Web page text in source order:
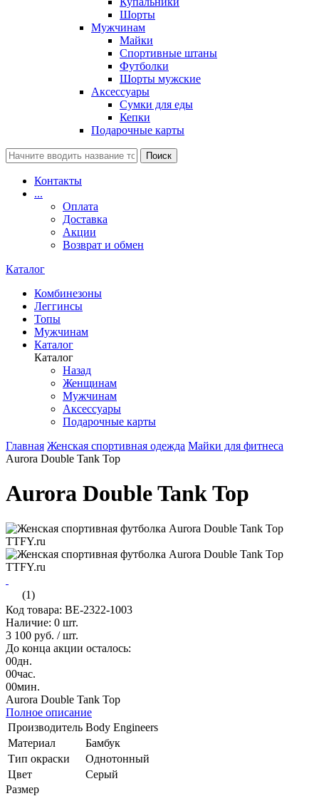
Шорты
Мужчинам
Майки
Спортивные штаны
Футболки
Шорты мужские
Аксессуары
Сумки для еды
Кепки
Подарочные карты
Поиск
Контакты
...
Оплата
Доставка
Акции
Возврат и обмен
Каталог
Комбинезоны
Леггинсы
Топы
Мужчинам
Каталог
Каталог
Назад
Женщинам
Мужчинам
Аксессуары
Подарочные карты
Главная Женская спортивная одежда Майки для фитнеса
Aurora Double Tank Top
Aurora Double Tank Top
(1)
Код товара: BE-2322-1003
Наличие: 0 шт.
3 100 руб. / шт.
До конца акции осталось:
00дн.
00час.
00мин.
Aurora Double Tank Top
Полное описание
Производитель Body Engineers
Материал
Бамбук
Тип окраски
Однотонный
Цвет
Серый
Размер